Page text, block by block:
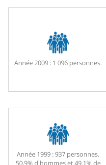
Année 2009 : 1 096 personnes.
Année 1999 :937 personnes.
50,9% d'hommes et 49,1% de